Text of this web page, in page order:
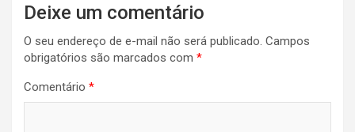
Deixe um comentário
O seu endereço de e-mail não será publicado. Campos
obrigatórios são marcados com *
Comentário *